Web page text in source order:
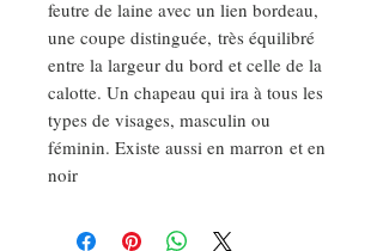
feutre de laine avec un lien bordeau,
une coupe distinguée, très équilibré
entre la largeur du bord et celle de la
calotte. Un chapeau qui ira à tous les
types de visages, masculin ou
féminin. Existe aussi en marron et en
noir